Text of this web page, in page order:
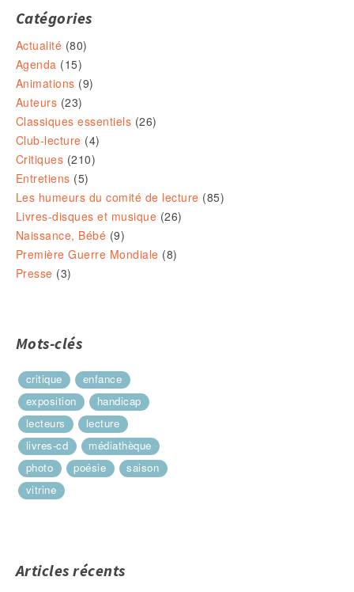
Catégories
Actualité (80)
Agenda (15)
Animations (9)
Auteurs (23)
Classiques essentiels (26)
Club-lecture (4)
Critiques (210)
Entretiens (5)
Les humeurs du comité de lecture (85)
Livres-disques et musique (26)
Naissance, Bébé (9)
Première Guerre Mondiale (8)
Presse (3)
Mots-clés
critique
enfance
exposition
handicap
lecteurs
lecture
livres-cd
médiathèque
photo
poésie
saison
vitrine
Articles récents